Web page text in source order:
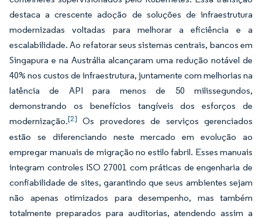
destaca a crescente adoção de soluções de infraestrutura
modernizadas voltadas para melhorar a eficiência e a
escalabilidade. Ao refatorar seus sistemas centrais, bancos em
Singapura e na Austrália alcançaram uma redução notável de
40% nos custos de infraestrutura, juntamente com melhorias na
latência de API para menos de 50 milissegundos,
demonstrando os benefícios tangíveis dos esforços de
modernização.[2] Os provedores de serviços gerenciados
estão se diferenciando neste mercado em evolução ao
empregar manuais de migração no estilo fabril. Esses manuais
integram controles ISO 27001 com práticas de engenharia de
confiabilidade de sites, garantindo que seus ambientes sejam
não apenas otimizados para desempenho, mas também
totalmente preparados para auditorias, atendendo assim a